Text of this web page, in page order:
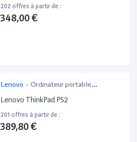
202 offres à partir de :
348,00 €
Lenovo - Ordinateur portable
bureautique
Lenovo ThinkPad P52
201 offres à partir de :
389,80 €